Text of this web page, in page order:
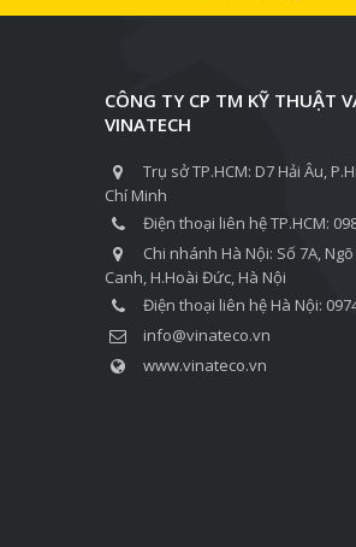
CÔNG TY CP TM KỸ THUẬT
VINATECH
Trụ sở TP.HCM: D7 Hải Âu,
Chí Minh
Điện thoại liên hệ TP.HCM:
Chi nhánh Hà Nội: Số 7A,
Canh, H.Hoài Đức, Hà Nội
Điện thoại liên hệ Hà Nội:
info@vinateco.vn
www.vinateco.vn